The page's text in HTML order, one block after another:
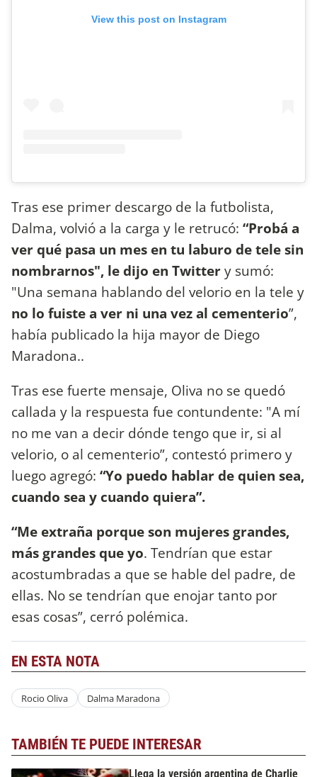
View this post on Instagram
Tras ese primer descargo de la futbolista,
Dalma, volvió a la carga y le retrucó: “Probá a
ver qué pasa un mes en tu laburo de tele sin
nombrarnos", le dijo en Twittery sumó:
"Una semana hablando del velorio en la tele y
no lo fuiste a ver ni una vez al cementerio”,
había publicado la hija mayor de Diego
Maradona..
Tras ese fuerte mensaje, Oliva no se quedó
callada y la respuesta fue contundente: "A mí
no me van a decir dónde tengo que ir, si al
velorio, o al cementerio”, contestó primero y
luego agregó: “Yo puedo hablar de quien sea,
cuando sea y cuando quiera”.
“Me extraña porque son mujeres grandes,
más grandes que yo. Tendrían que estar
acostumbradas a que se hable del padre, de
ellas. No se tendrían que enojar tanto por
esas cosas”, cerró polémica.
EN ESTA NOTA
Rocio Oliva Dalma Maradona
TAMBIÉN TE PUEDE INTERESAR
Llega la versión argentina de Charlie